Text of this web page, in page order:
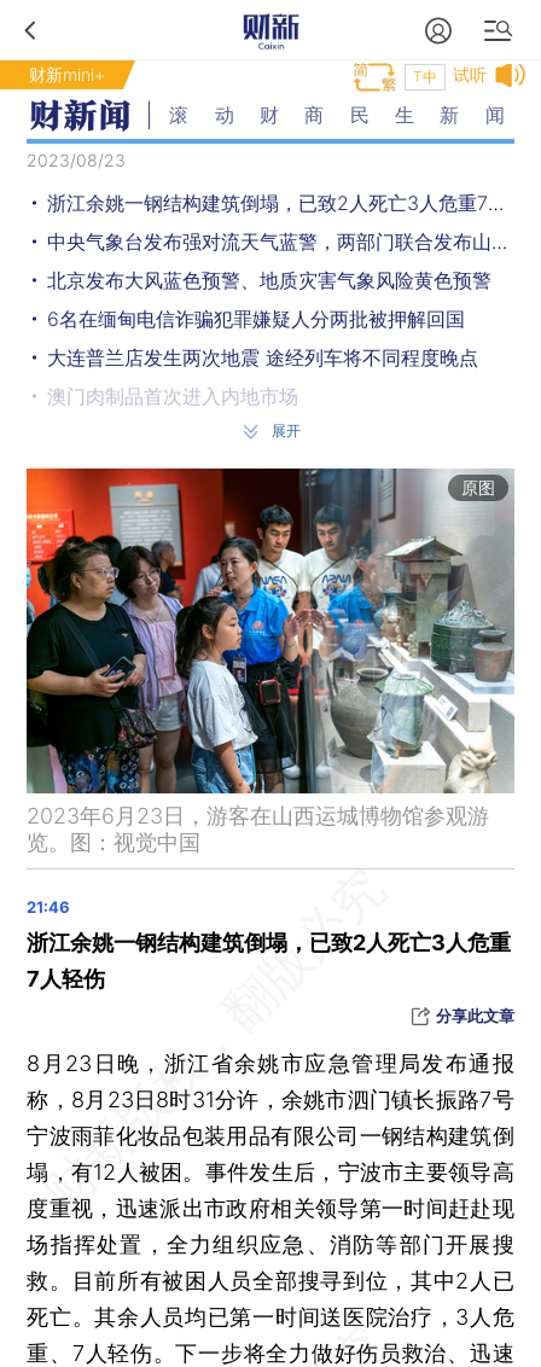
财新mini+ 试听
T中
滚动财商民生新闻
2023/08/23
浙江余姚一钢结构建筑倒塌，已致2人死亡3人危重7人轻伤
中央气象台发布强对流天气蓝警，两部门联合发布山洪灾害黄警
北京发布大风蓝色预警、地质灾害气象风险黄色预警
6名在缅甸电信诈骗犯罪嫌疑人分两批被押解回国
大连普兰店发生两次地震 途经列车将不同程度晚点
澳门肉制品首次进入内地市场
北京：物业不得收取生活垃圾处理费、室内装修服务费和保证金
成品油价五连涨 加满一箱油多花2元
今年前7月中国发生地质灾害1243起 造成52人死亡
一油轮在广西北部湾水域失火 致2人遇难
2023年国家医保基金飞行检查启动 至6月追回医保资金835亿元
2024年研招考试起 教育专业硕士业务课考试增设全国统一命题科目
两协会倡议：饮品加冰需以尊重消费者合法权益为前提
暑期档首次2部影片破30亿元
李凯尔周琦领衔 中国男篮出征2023世界杯12人大名单公布
全国铁路暑运累计发送旅客突破7亿人次
西藏林芝波密县8月23日凌晨发生两次地震
晨读荐闻（国内、国际、市场消息29条）
延安一煤矿发生闪爆事故致11死 因安全问题多次受罚
爱奇艺二季度利润、会员环比下降 爆款之后如何增收
港澳宣布8月24日起禁止日本10个都县食品进口
李显龙透露新加坡领导层交接进程已重启 号召民众支持其接班人
展开
原图
2023年6月23日，游客在山西运城博物馆参观游
览。图：视觉中国
浙江余姚一钢结构建筑倒塌，已致2人死亡3人危重
7人轻伤
分享此文章
8月23日晚，浙江省余姚市应急管理局发布通报
称，8月23日8时31分许，余姚市泗门镇长振路7号
宁波雨菲化妆品包装用品有限公司一钢结构建筑倒
塌，有12人被困。事件发生后，宁波市主要领导高
度重视，迅速派出市政府相关领导第一时间赶赴现
场指挥处置，全力组织应急、消防等部门开展搜
救。目前所有被困人员全部搜寻到位，其中2人已
死亡。其余人员均已第一时间送医院治疗，3人危
重、7人轻伤。下一步将全力做好伤员救治、迅速